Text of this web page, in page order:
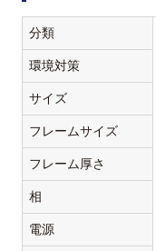
分類
環境対策
サイズ
フレームサイズ
フレーム厚さ
相
電源